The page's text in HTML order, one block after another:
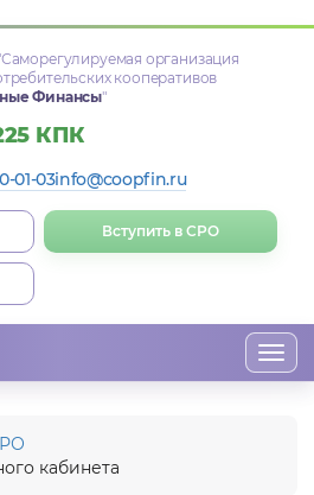
организация
кооперативов
Финансы"
КПК
01-03info@coopfin.ru
Вступить в СРО
кабинета